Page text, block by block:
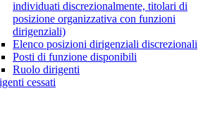
individuati discrezionalmente, titolari di
posizione organizzativa con funzioni
dirigenziali)
Elenco posizioni dirigenziali discrezionali
Posti di funzione disponibili
Ruolo dirigenti
cessati